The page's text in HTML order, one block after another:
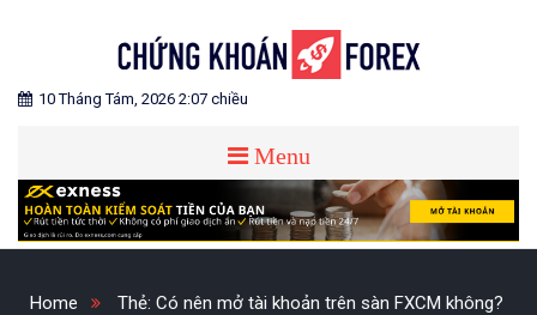
CHỨNG KHOÁN FOREX
Blog chia sẻ về Chứng Khoán và Forex
10 Tháng Tám, 2026 2:07 chiều
Menu
Home Thẻ: Có nên mở tài khoản trên sàn FXCM không?